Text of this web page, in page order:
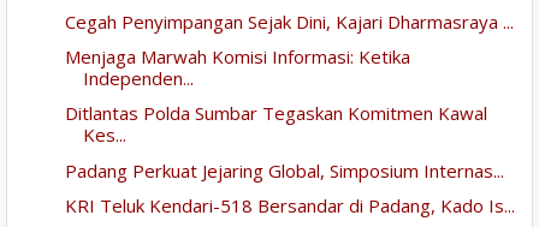
Cegah Penyimpangan Sejak Dini, Kajari Dharmasraya ...
Menjaga Marwah Komisi Informasi: Ketika
Independen...
Ditlantas Polda Sumbar Tegaskan Komitmen Kawal
Kes...
Padang Perkuat Jejaring Global, Simposium Internas...
KRI Teluk Kendari-518 Bersandar di Padang, Kado Is...